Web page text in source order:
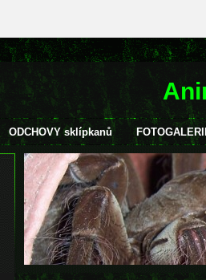
ODCHOVY sklípkanů